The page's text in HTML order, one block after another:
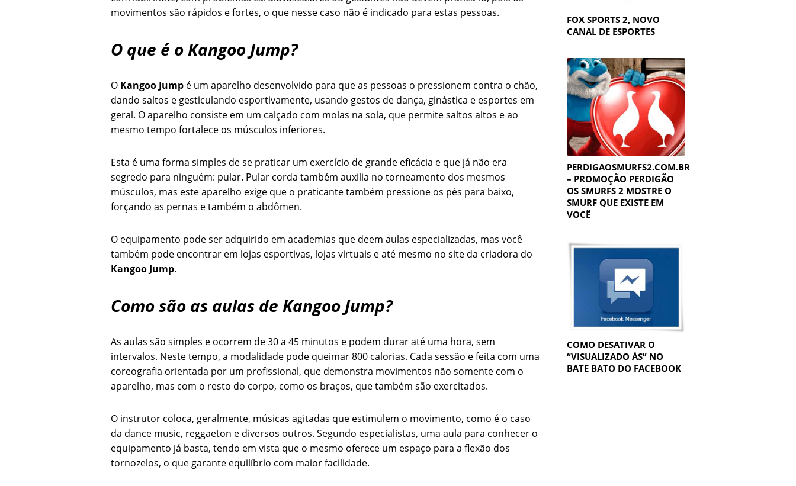
movimentos são rápidos e fortes, o que nesse caso não é indicado para estas pessoas.
O que é o Kangoo Jump?
O Kangoo Jump é um aparelho desenvolvido para que as pessoas o pressionem contra o chão,
dando saltos e gesticulando esportivamente, usando gestos de dança, ginástica e esportes em
geral. O aparelho consiste em um calçado com molas na sola, que permite saltos altos e ao
mesmo tempo fortalece os músculos inferiores.
Esta é uma forma simples de se praticar um exercício de grande eficácia e que já não era
segredo para ninguém: pular. Pular corda também auxilia no torneamento dos mesmos
músculos, mas este aparelho exige que o praticante também pressione os pés para baixo,
forçando as pernas e também o abdômen.
O equipamento pode ser adquirido em academias que deem aulas especializadas, mas você
também pode encontrar em lojas esportivas, lojas virtuais e até mesmo no site da criadora do
Kangoo Jump.
Como são as aulas de Kangoo Jump?
As aulas são simples e ocorrem de 30 a 45 minutos e podem durar até uma hora, sem
intervalos. Neste tempo, a modalidade pode queimar 800 calorias. Cada sessão e feita com uma
coreografia orientada por um profissional, que demonstra movimentos não somente com o
aparelho, mas com o resto do corpo, como os braços, que também são exercitados.
O instrutor coloca, geralmente, músicas agitadas que estimulem o movimento, como é o caso
da dance music, reggaeton e diversos outros. Segundo especialistas, uma aula para conhecer o
equipamento já basta, tendo em vista que o mesmo oferece um espaço para a flexão dos
tornozelos, o que garante equilíbrio com maior facilidade.
FOX SPORTS 2, NOVO
CANAL DE ESPORTES
PERDIGAOSMURFS2.COM.BR
– PROMOÇÃO PERDIGÃO
OS SMURFS 2 MOSTRE O
SMURF QUE EXISTE EM
VOCÊ
COMO DESATIVAR O
“VISUALIZADO ÀS” NO
BATE BATO DO FACEBOOK